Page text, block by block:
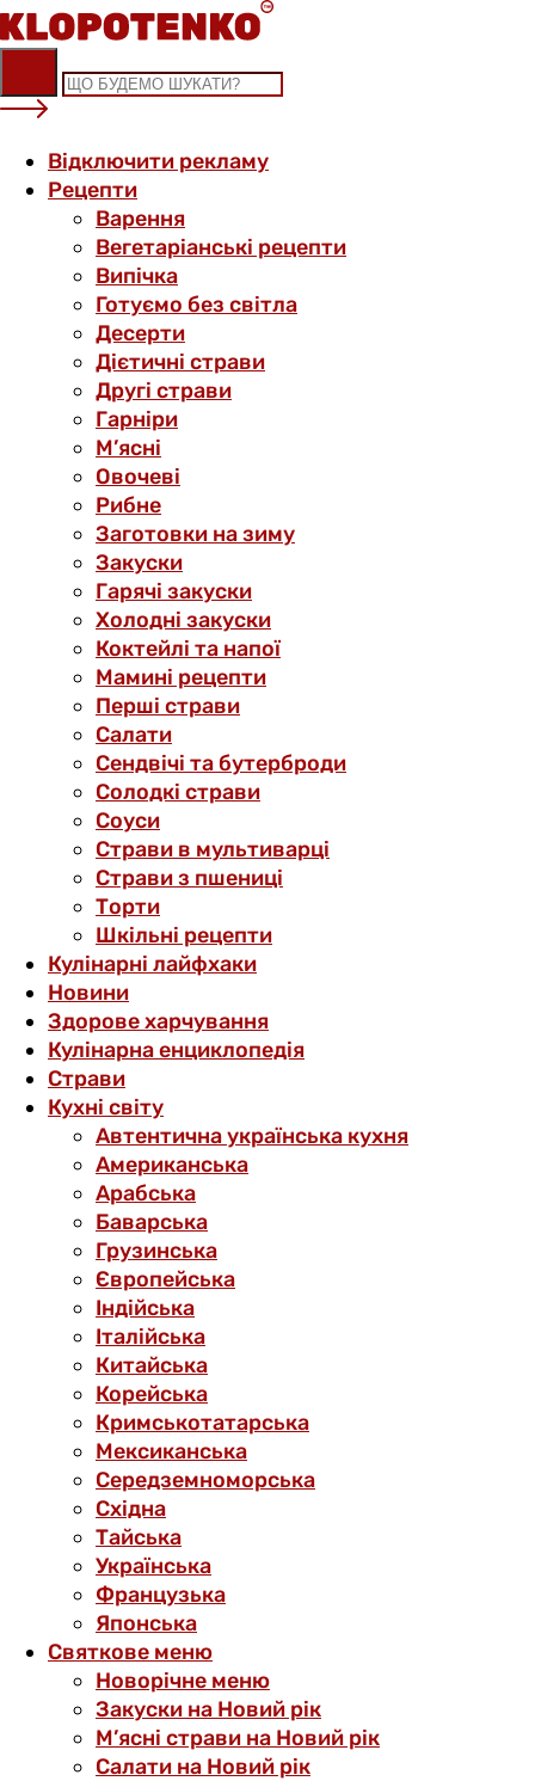
Skip
to
content
Відключити рекламу
Рецепти
Варення
Вегетаріанські рецепти
Випічка
Готуємо без світла
Десерти
Дієтичні страви
Другі страви
Гарніри
М’ясні
Овочеві
Рибне
Заготовки на зиму
Закуски
Гарячі закуски
Холодні закуски
Коктейлі та напої
Мамині рецепти
Перші страви
Салати
Сендвічі та бутерброди
Солодкі страви
Соуси
Страви в мультиварці
Страви з пшениці
Торти
Шкільні рецепти
Кулінарні лайфхаки
Новини
Здорове харчування
Кулінарна енциклопедія
Страви
Кухні світу
Автентична українська кухня
Американська
Арабська
Баварська
Грузинська
Європейська
Індійська
Італійська
Китайська
Корейська
Кримськотатарська
Мексиканська
Середземноморська
Східна
Тайська
Українська
Французька
Японська
Святкове меню
Новорічне меню
Закуски на Новий рік
М’ясні страви на Новий рік
Салати на Новий рік